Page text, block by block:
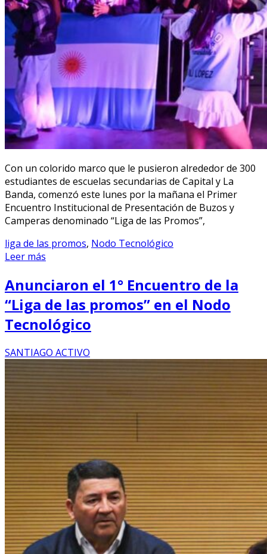
Con un colorido marco que le pusieron alrededor de 300
estudiantes de escuelas secundarias de Capital y La
Banda, comenzó este lunes por la mañana el Primer
Encuentro Institucional de Presentación de Buzos y
Camperas denominado “Liga de las Promos”,
liga de las promos, Nodo Tecnológico
Leer más
Anunciaron el 1° Encuentro de la
“Liga de las promos” en el Nodo
Tecnológico
SANTIAGO ACTIVO